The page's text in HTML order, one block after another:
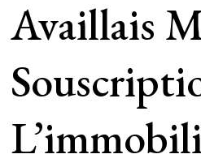
Availlais